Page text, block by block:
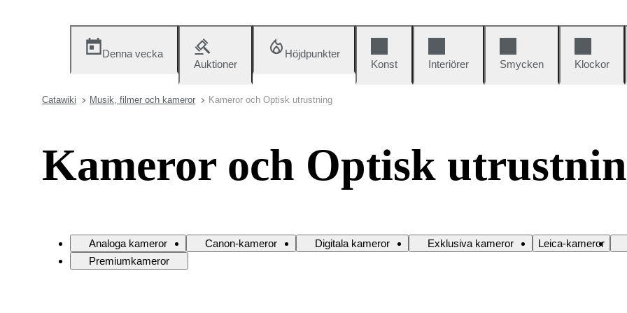
Denna vecka
Auktioner
Höjdpunkter
Konst
Interiörer Smycken Klockor
Catawiki Musik, filmer och kameror Kameror och Optisk utrustning
Kameror och Optisk
Analoga kameror Canon-kameror Digitala kameror Exklusiva kameror
Leica-kameror
Premiumkameror